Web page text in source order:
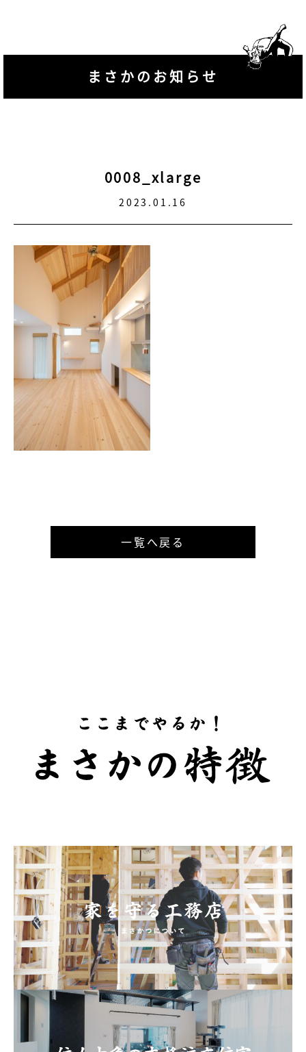
まさかのお知らせ
0008_xlarge
2023.01.16
一覧へ戻る